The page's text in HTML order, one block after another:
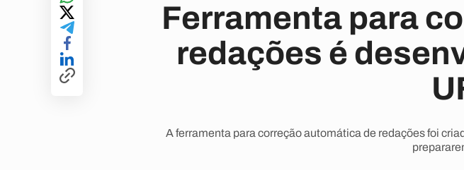
Ferramenta para
redações é
A ferramenta para correção automática de redações foi